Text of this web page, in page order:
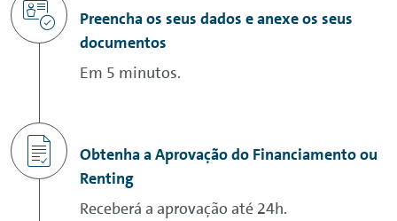
Preencha os seus dados e anexe os seus
documentos
Em 5 minutos.
Obtenha a Aprovação do Financiamento ou
Renting
Receberá a aprovação até 24h.